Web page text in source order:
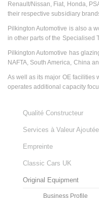
Renault/Nissan, Fiat, Honda,
their respective subsidiary
Pilkington Automotive is also a
in other parts of the Specialised
Pilkington Automotive has
NAFTA, South America, China
As well as its major OE facilities
operates additional capacity
Qualité Constructeur
Services à Valeur Ajoutée
Empreinte
Classic Cars UK
Original Equipment
Business Profile